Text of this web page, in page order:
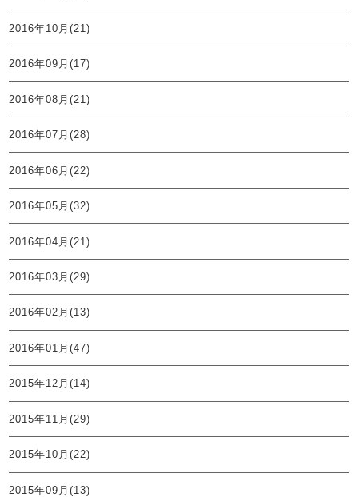
2016年10月(21)
2016年09月(17)
2016年08月(21)
2016年07月(28)
2016年06月(22)
2016年05月(32)
2016年04月(21)
2016年03月(29)
2016年02月(13)
2016年01月(47)
2015年12月(14)
2015年11月(29)
2015年10月(22)
2015年09月(13)